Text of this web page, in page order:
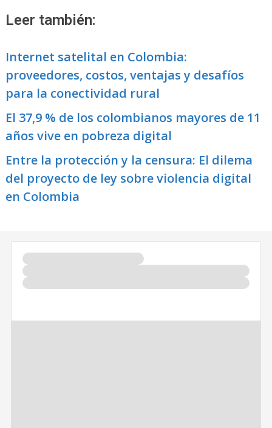
Leer también:
Internet satelital en Colombia:
proveedores, costos, ventajas y desafíos
para la conectividad rural
El 37,9 % de los colombianos mayores de 11
años vive en pobreza digital
Entre la protección y la censura: El dilema
del proyecto de ley sobre violencia digital
en Colombia